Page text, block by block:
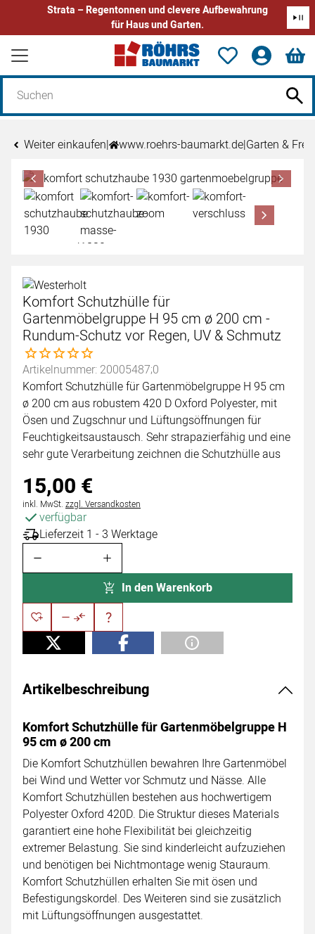
Strata – Regentonnen und clevere Aufbewahrung
für Haus und Garten.
Zum Hauptinhalt springen
Weiter einkaufen| www.roehrs-baumarkt.de|Garten &
Produktgalerie
Zur Kaufbox springen
Komfort Schutzhülle für
Gartenmöbelgruppe H 95 cm ø 200 cm -
Rundum-Schutz vor Regen, UV & Schmutz
Noch keine Bewertungen abgegeben
Artikelnummer: 20005487;0
Komfort Schutzhülle für Gartenmöbelgruppe H 95 cm
ø 200 cm aus robustem 420 D Oxford Polyester, mit
Ösen und Zugschnur und Lüftungsöffnungen für
Feuchtigkeitsaustausch. Sehr strapazierfähig und eine
sehr gute Verarbeitung zeichnen die Schutzhülle aus
15,00 €
Steuerhinweis:
inkl. MwSt. zzgl. Versandkosten
verfügbar
Lieferzeit 1 - 3 Werktage
In den Warenkorb
Artikelbeschreibung
Komfort Schutzhülle für Gartenmöbelgruppe H
95 cm ø 200 cm
Die Komfort Schutzhüllen bewahren Ihre Gartenmöbel
bei Wind und Wetter vor Schmutz und Nässe. Alle
Komfort Schutzhüllen bestehen aus hochwertigem
Polyester Oxford 420D. Die Struktur dieses Materials
garantiert eine hohe Flexibilität bei gleichzeitig
extremer Belastung. Sie sind kinderleicht aufzuziehen
und benötigen bei Nichtmontage wenig Stauraum.
Komfort Schutzhüllen erhalten Sie mit ösen und
Befestigungskordel. Des Weiteren sind sie zusätzlich
mit Lüftungsöffnungen ausgestattet.